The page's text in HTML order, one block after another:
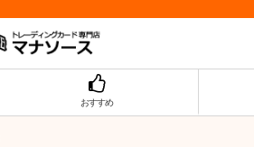
おすすめ